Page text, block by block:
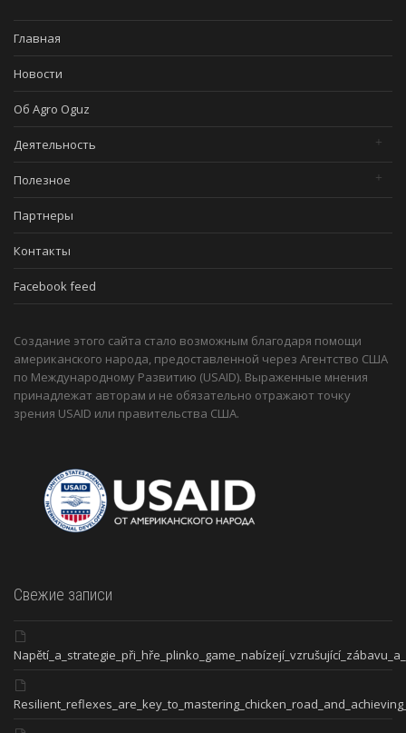
Главная
Новости
Об Agro Oguz
Деятельность
Полезное
Партнеры
Контакты
Facebook feed
Создание этого сайта стало возможным благодаря помощи
американского народа, предоставленной через Агентство США
по Международному Развитию (USAID). Выраженные мнения
принадлежат авторам и не обязательно отражают точку
зрения USAID или правительства США.
Свежие записи